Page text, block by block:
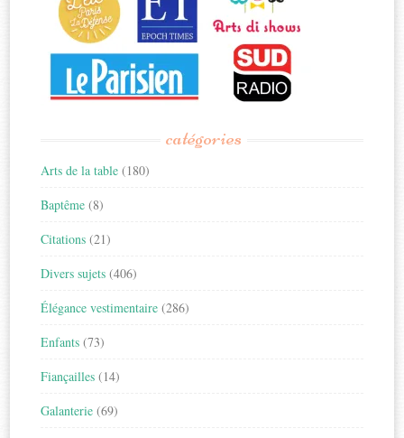
catégories
Arts de la table (180)
Baptême (8)
Citations (21)
Divers sujets (406)
Élégance vestimentaire (286)
Enfants (73)
Fiançailles (14)
Galanterie (69)